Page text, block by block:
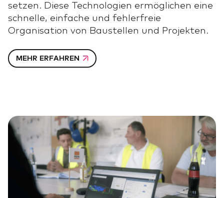
setzen. Diese Technologien ermöglichen eine
schnelle, einfache und fehlerfreie
Organisation von Baustellen und Projekten.
MEHR ERFAHREN